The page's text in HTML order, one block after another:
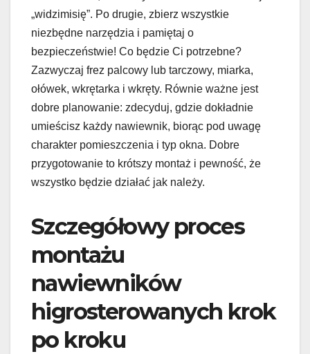
„widzimisię”. Po drugie, zbierz wszystkie
niezbędne narzędzia i pamiętaj o
bezpieczeństwie! Co będzie Ci potrzebne?
Zazwyczaj frez palcowy lub tarczowy, miarka,
ołówek, wkrętarka i wkręty. Równie ważne jest
dobre planowanie: zdecyduj, gdzie dokładnie
umieścisz każdy nawiewnik, biorąc pod uwagę
charakter pomieszczenia i typ okna. Dobre
przygotowanie to krótszy montaż i pewność, że
wszystko będzie działać jak należy.
Szczegółowy proces
montażu
nawiewników
higrosterowanych krok
po kroku